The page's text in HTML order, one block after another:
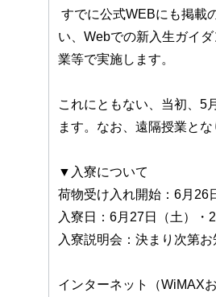
すでに公式WEBにも掲載
い、Webでの新入生ガイ
業等で実施します。
これにともない、当初、5
ます。なお、遠隔授業と
▼入寮について
荷物受け入れ開始：6月26
入寮日：6月27日（土）・
入寮説明会：決まり次第
インターネット（WiMAX